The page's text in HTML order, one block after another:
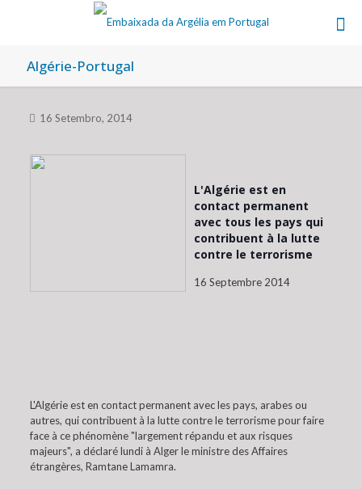
Algérie-Portugal
16 Setembro, 2014
L'Algérie est en
contact permanent
avec tous les pays qui
contribuent à la lutte
contre le terrorisme
16 Septembre 2014
L'Algérie est en contact permanent avec les pays, arabes ou
autres, qui contribuent à la lutte contre le terrorisme pour faire
face à ce phénomène "largement répandu et aux risques
majeurs", a déclaré lundi à Alger le ministre des Affaires
étrangères, Ramtane Lamamra.